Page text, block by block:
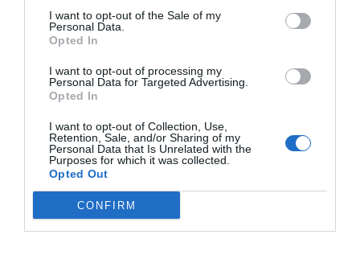
I want to opt-out of the Sale of my
Personal Data.
Opted In
I want to opt-out of processing my
Personal Data for Targeted Advertising.
Opted In
I want to opt-out of Collection, Use,
Retention, Sale, and/or Sharing of my
Personal Data that Is Unrelated with the
Purposes for which it was collected.
Opted Out
CONFIRM